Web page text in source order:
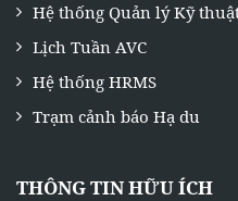
Hệ thống Quản lý Kỹ
Lịch Tuần AVC
Hệ thống HRMS
Trạm cảnh báo Hạ du
THÔNG TIN HỮU ÍCH